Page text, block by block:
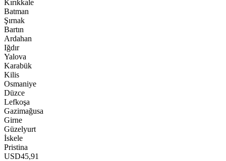
Kırıkkale
Batman
Şırnak
Bartın
Ardahan
Iğdır
Yalova
Karabük
Kilis
Osmaniye
Düzce
Lefkoşa
Gazimağusa
Girne
Güzelyurt
İskele
Pristina
USD45,91